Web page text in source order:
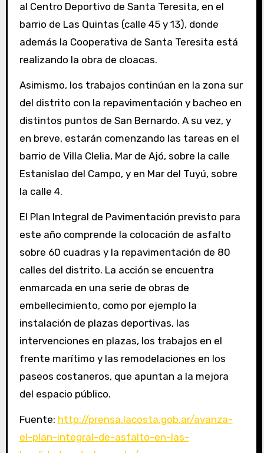
al Centro Deportivo de Santa Teresita, en el
barrio de Las Quintas (calle 45 y 13), donde
además la Cooperativa de Santa Teresita está
realizando la obra de cloacas.
Asimismo, los trabajos continúan en la zona sur
del distrito con la repavimentación y bacheo en
distintos puntos de San Bernardo. A su vez, y
en breve, estarán comenzando las tareas en el
barrio de Villa Clelia, Mar de Ajó, sobre la calle
Estanislao del Campo, y en Mar del Tuyú, sobre
la calle 4.
El Plan Integral de Pavimentación previsto para
este año comprende la colocación de asfalto
sobre 60 cuadras y la repavimentación de 80
calles del distrito. La acción se encuentra
enmarcada en una serie de obras de
embellecimiento, como por ejemplo la
instalación de plazas deportivas, las
intervenciones en plazas, los trabajos en el
frente marítimo y las remodelaciones en los
paseos costaneros, que apuntan a la mejora
del espacio público.
Fuente: http://prensa.lacosta.gob.ar/avanza-
el-plan-integral-de-asfalto-en-las-